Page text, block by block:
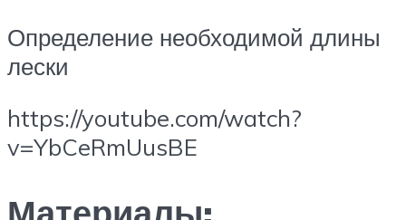
Определение необходимой длины
лески
https://youtube.com/watch?
v=YbCeRmUusBE